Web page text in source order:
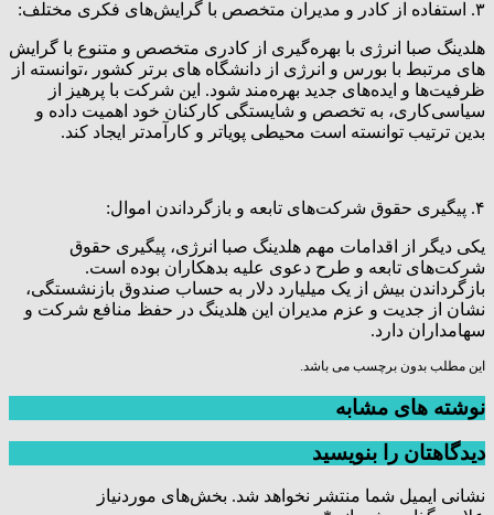
۳. استفاده از کادر و مدیران متخصص با گرایش‌های فکری مختلف:
هلدینگ صبا انرژی با بهره‌گیری از کادری متخصص و متنوع با گرایش
های مرتبط با بورس و انرژی از دانشگاه های برتر کشور ،توانسته از
ظرفیت‌ها و ایده‌های جدید بهره‌مند شود. این شرکت با پرهیز از
سیاسی‌کاری، به تخصص و شایستگی کارکنان خود اهمیت داده و
بدین ترتیب توانسته است محیطی پویاتر و کارآمدتر ایجاد کند.
۴. پیگیری حقوق شرکت‌های تابعه و بازگرداندن اموال:
یکی دیگر از اقدامات مهم هلدینگ صبا انرژی، پیگیری حقوق
شرکت‌های تابعه و طرح دعوی علیه بدهکاران بوده است.
بازگرداندن بیش از یک میلیارد دلار به حساب صندوق بازنشستگی،
نشان از جدیت و عزم مدیران این هلدینگ در حفظ منافع شرکت و
سهامداران دارد.
این مطلب بدون برچسب می باشد.
نوشته های مشابه
دیدگاهتان را بنویسید
نشانی ایمیل شما منتشر نخواهد شد. بخش‌های موردنیاز